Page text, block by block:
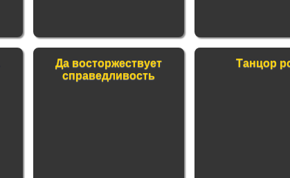
Да восторжествует
справедливость
Танцор